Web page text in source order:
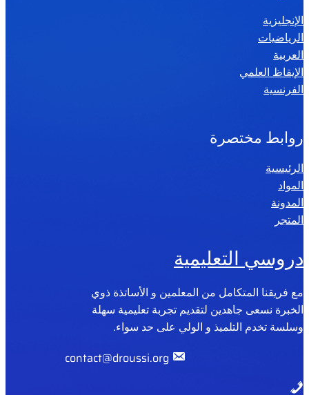
الإنجليزية
الرياضيات
العربية
الإيقاظ العلمي
الفرنسية
روابط مختصرة
الرئيسية
المواد
المدونة
المتجر
دروسي التعليمية
مع فريقنا المتكامل من المعلمين و الأساتذة ذوي
الخبرة نسعى جاهدين لتقديم تجربة تعليمية سهلة
وسلسة تخدم التلميذ و الولي على حد سواء.